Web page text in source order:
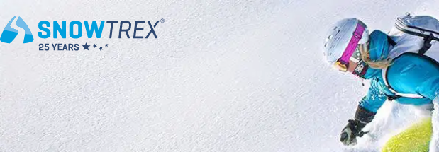
Schrijf je in voor onze nieuwsbrief en wees als eerste op de hoogte van onze kortingsacties!